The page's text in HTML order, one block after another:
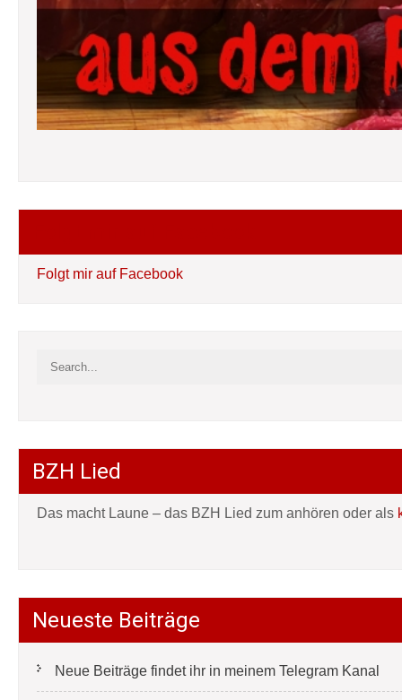
Folgt mir auf Facebook
BZH Lied
Das macht Laune – das BZH Lied zum anhören oder als
Neueste Beiträge
Neue Beiträge findet ihr in meinem Telegram Kanal